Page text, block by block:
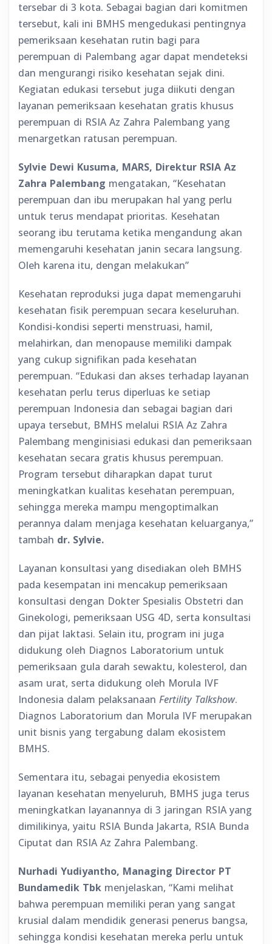
tersebar di 3 kota. Sebagai bagian dari komitmen
tersebut, kali ini BMHS mengedukasi pentingnya
pemeriksaan kesehatan rutin bagi para
perempuan di Palembang agar dapat mendeteksi
dan mengurangi risiko kesehatan sejak dini.
Kegiatan edukasi tersebut juga diikuti dengan
layanan pemeriksaan kesehatan gratis khusus
perempuan di RSIA Az Zahra Palembang yang
menargetkan ratusan perempuan.
Sylvie Dewi Kusuma, MARS, Direktur RSIA Az
Zahra Palembang mengatakan, “Kesehatan
perempuan dan ibu merupakan hal yang perlu
untuk terus mendapat prioritas. Kesehatan
seorang ibu terutama ketika mengandung akan
memengaruhi kesehatan janin secara langsung.
Oleh karena itu, dengan melakukan”
Kesehatan reproduksi juga dapat memengaruhi
kesehatan fisik perempuan secara keseluruhan.
Kondisi-kondisi seperti menstruasi, hamil,
melahirkan, dan menopause memiliki dampak
yang cukup signifikan pada kesehatan
perempuan. “Edukasi dan akses terhadap layanan
kesehatan perlu terus diperluas ke setiap
perempuan Indonesia dan sebagai bagian dari
upaya tersebut, BMHS melalui RSIA Az Zahra
Palembang menginisiasi edukasi dan pemeriksaan
kesehatan secara gratis khusus perempuan.
Program tersebut diharapkan dapat turut
meningkatkan kualitas kesehatan perempuan,
sehingga mereka mampu mengoptimalkan
perannya dalam menjaga kesehatan keluarganya,”
tambah dr. Sylvie.
Layanan konsultasi yang disediakan oleh BMHS
pada kesempatan ini mencakup pemeriksaan
konsultasi dengan Dokter Spesialis Obstetri dan
Ginekologi, pemeriksaan USG 4D, serta konsultasi
dan pijat laktasi. Selain itu, program ini juga
didukung oleh Diagnos Laboratorium untuk
pemeriksaan gula darah sewaktu, kolesterol, dan
asam urat, serta didukung oleh Morula IVF
Indonesia dalam pelaksanaan Fertility Talkshow.
Diagnos Laboratorium dan Morula IVF merupakan
unit bisnis yang tergabung dalam ekosistem
BMHS.
Sementara itu, sebagai penyedia ekosistem
layanan kesehatan menyeluruh, BMHS juga terus
meningkatkan layanannya di 3 jaringan RSIA yang
dimilikinya, yaitu RSIA Bunda Jakarta, RSIA Bunda
Ciputat dan RSIA Az Zahra Palembang.
Nurhadi Yudiyantho, Managing Director PT
Bundamedik Tbk menjelaskan, “Kami melihat
bahwa perempuan memiliki peran yang sangat
krusial dalam mendidik generasi penerus bangsa,
sehingga kondisi kesehatan mereka perlu untuk